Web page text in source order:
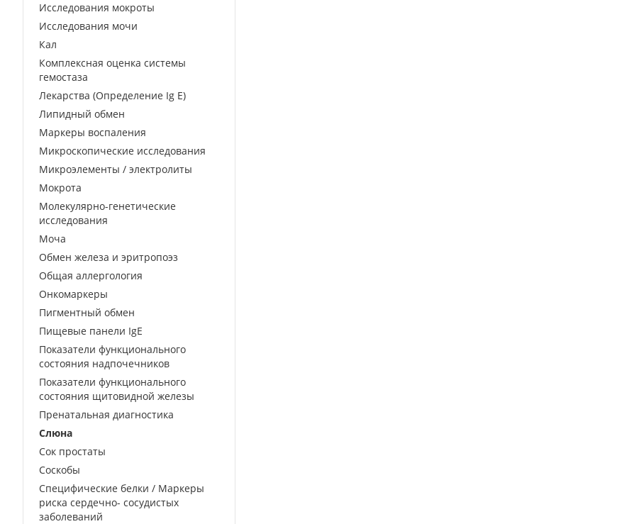
Исследования мокроты
Исследования мочи
Кал
Комплексная оценка системы
гемостаза
Лекарства (Определение Ig E)
Липидный обмен
Маркеры воспаления
Микроскопические исследования
Микроэлементы / электролиты
Мокрота
Молекулярно-генетические
исследования
Моча
Обмен железа и эритропоэз
Общая аллергология
Онкомаркеры
Пигментный обмен
Пищевые панели IgE
Показатели функционального
состояния надпочечников
Показатели функционального
состояния щитовидной железы
Пренатальная диагностика
Слюна
Сок простаты
Соскобы
Специфические белки / Маркеры
риска сердечно- сосудистых
заболеваний